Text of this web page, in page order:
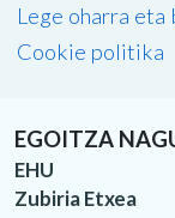
Lege oharra
Cookie politika
EGOITZA
EHU
Zubiria Etxea